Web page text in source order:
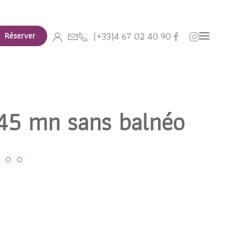
Réserver (+33)4 67 02 40 90
mn sans balnéo